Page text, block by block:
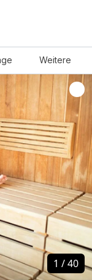
Weitere
1 /40
1 /40